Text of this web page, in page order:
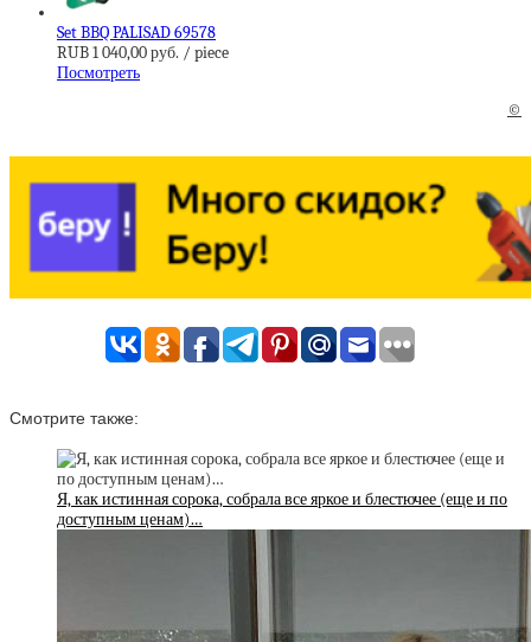
Set BBQ PALISAD 69578
RUB 1 040,00 руб. / piece
Посмотреть
©
Смотрите также:
Я, как истинная сорока, собрала все яркое и блестючее (еще и по
доступным ценам)…